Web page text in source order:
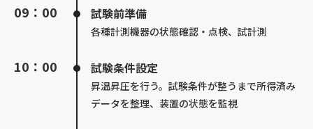
09：00 試験前準備
各種計測機器の状態確認・点検、試計測
10：00 試験条件設定
昇温昇圧を行う。試験条件が整うまで所得済み
データを整理、装置の状態を監視